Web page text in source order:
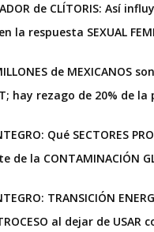
de CLÍTORIS: Así
la respuesta SEXUAL
de MEXICANOS
hay rezago de 20% de la
Qué SECTORES
de la CONTAMINACIÓN
TRANSICIÓN
al dejar de USAR